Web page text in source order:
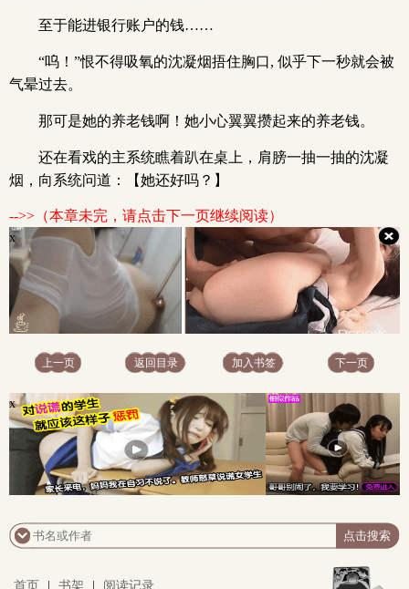
至于能进银行账户的钱……
“呜！”恨不得吸氧的沈凝烟捂住胸口, 似乎下一秒就会被
气晕过去。
那可是她的养老钱啊！她小心翼翼攒起来的养老钱。
还在看戏的主系统瞧着趴在桌上，肩膀一抽一抽的沈凝
烟，向系统问道：【她还好吗？】
-->>（本章未完，请点击下一页继续阅读）
x
上一页 返回目录 加入书签 下一页
x
首页 书架 阅读记录